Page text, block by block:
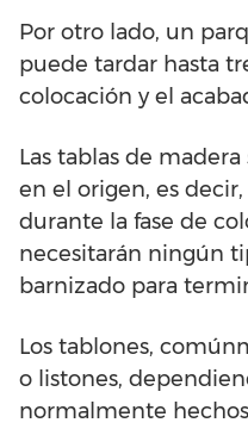
Por otro lado, un
puede tardar hasta
colocación y el
Las tablas de
en el origen, es
durante la fase de
necesitarán ningún
barnizado para
Los tablones,
o listones,
normalmente